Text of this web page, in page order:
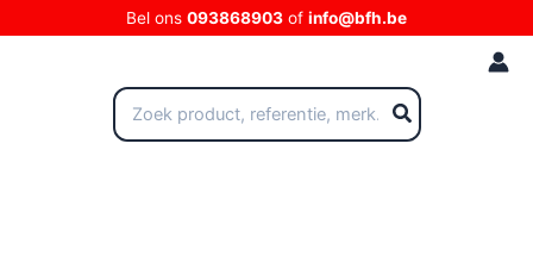
naar
Bel ons 093868903 of info@bfh.be
Zoeken
naar: